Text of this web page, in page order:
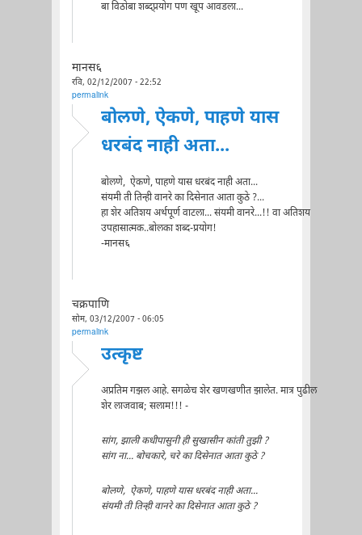
बा विठोबा शब्द्प्रयोग पण खूप आवडला...
मानस६
रवि, 02/12/2007 - 22:52
permalink
बोलणे, ऐकणे, पाहणे यास
धरबंद नाही अता...
बोलणे, ऐकणे, पाहणे यास धरबंद नाही अता...
संयमी ती तिन्ही वानरे का दिसेनात आता कुठे ?...
हा शेर अतिशय अर्थपूर्ण वाटला... संयमी वानरे...!! वा अतिशय
उपहासात्मक..बोलका शब्द-प्रयोग!
-मानस६
चक्रपाणि
सोम, 03/12/2007 - 06:05
permalink
उत्कृष्ट
अप्रतिम गझल आहे. सगळेच शेर खणखणीत झालेत. मात्र पुढील
शेर लाजवाब; सलाम!!! -
सांग, झाली कधीपासुनी ही सुखासीन कांती तुझी ?
सांग ना... बोचकारे, चरे का दिसेनात आता कुठे ?
बोलणे, ऐकणे, पाहणे यास धरबंद नाही अता...
संयमी ती तिन्ही वानरे का दिसेनात आता कुठे ?